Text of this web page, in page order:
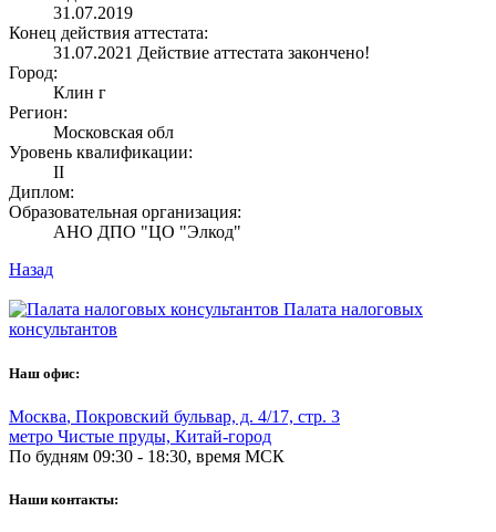
31.07.2019
Конец действия аттестата:
31.07.2021 Действие аттестата закончено!
Город:
Клин г
Регион:
Московская обл
Уровень квалификации:
II
Диплом:
Образовательная организация:
АНО ДПО "ЦО "Элкод"
Назад
Палата налоговых
консультантов
Наш офис:
Москва, Покровский бульвар, д. 4/17, стр. 3
метро Чистые пруды, Китай-город
По будням 09:30 - 18:30, время МСК
Наши контакты: